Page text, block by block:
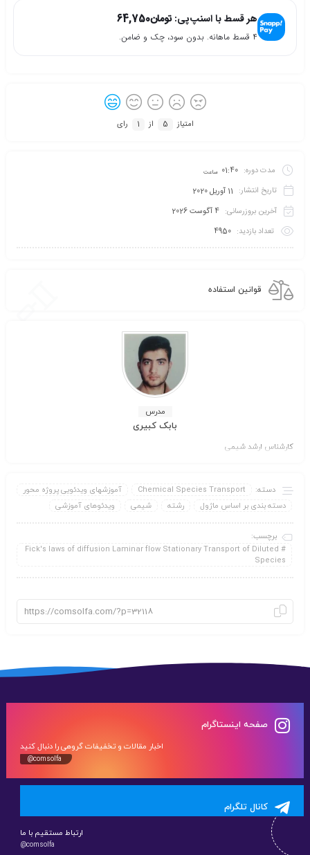
هر قسط با اسنپ‌پی:تومان64,750
۴ قسط ماهانه. بدون سود، چک و ضامن.
امتیاز 5 از 1 رای
مدت دوره: 01:40 ساعت
تاریخ انتشار: 11 آوریل 2020
آخرین بروزرسانی: 4 آگوست 2026
تعداد بازدید: 4950
قوانین استفاده
مدرس
بابک کبیری
کارشناس ارشد شیمی
دسته: Chemical Species Transport
آموزشهای ویدئویی پروژه محور
دسته بندی بر اساس ماژول
رشته شیمی ویدئوهای آموزشی
برچسب:
Fick's laws of diffusion Laminar flow Stationary Transport of Diluted
Species
صفحه اینستاگرام
اخبار مقالات و تخفیفات گروهی را دنبال کنید
@comsolfa
کانال تلگرام
ارتباط مستقیم با ما
@comsolfa